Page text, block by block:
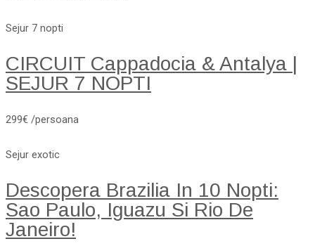
Sejur 7 nopti
CIRCUIT Cappadocia & Antalya |
SEJUR 7 NOPTI
299€ /persoana
Sejur exotic
Descopera Brazilia In 10 Nopti:
Sao Paulo, Iguazu Si Rio De
Janeiro!